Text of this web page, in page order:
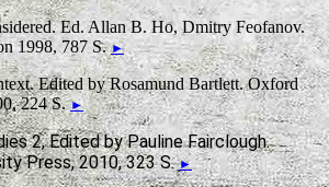
Ed. Allan B. Ho, Dmitry Feofanov.
1998, 787 S.►
Edited by Rosamund Bartlett. Oxford
224 S.►
2, Edited by Pauline Fairclough.
Press, 2010, 323 S.►